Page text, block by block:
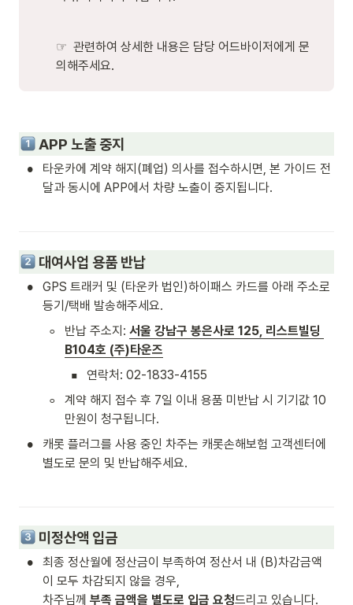
☞  관련하여 상세한 내용은 담당 어드바이저에게 문
의해주세요.
APP 노출 중지
•
타운카에 계약 해지(폐업) 의사를 접수하시면, 본 가이드 전
달과 동시에 APP에서 차량 노출이 중지됩니다.
대여사업 용품 반납
•
GPS 트래커 및 (타운카 법인)하이패스 카드를 아래 주소로
등기/택배 발송해주세요.
◦ 반납 주소지: 서울 강남구 봉은사로 125, 리스트빌딩
B104호 (주)타운즈
▪ 연락처: 02-1833-4155
◦ 계약 해지 접수 후 7일 이내 용품 미반납 시 기기값 10
만원이 청구됩니다.
•
캐롯 플러그를 사용 중인 차주는 캐롯손해보험 고객센터에
별도로 문의 및 반납해주세요.
미정산액 입금
•
최종 정산월에 정산금이 부족하여 정산서 내 (B)차감금액
이 모두 차감되지 않을 경우,
차주님께 부족 금액을 별도로 입금 요청드리고 있습니다.